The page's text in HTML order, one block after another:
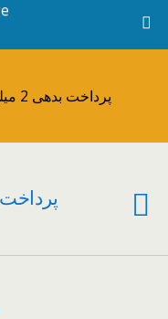
Tags › پرداخت بدهی 2 میلیارد دلاری شل به ایران